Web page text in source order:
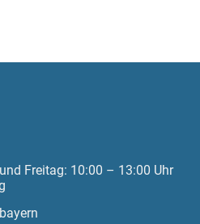
Freitag: 10:00 – 13:00 Uhr